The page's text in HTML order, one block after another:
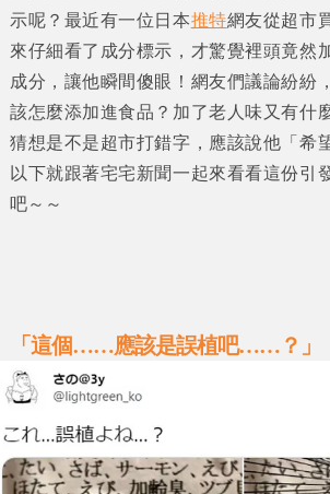
示呢？最近有一位日本推特網友從超市
來仔細看了成分標示，才驚覺裡頭竟然
成分，讓他瞬間傻眼！網友們議論紛紛
該怎麼添加進食品？加了老人味 又有什
猜想是不是超市打錯字，應該說他 「希
以下就跟著宅宅新聞一起來看看這份引
吧～～
「這個……應該是誤植吧……？」